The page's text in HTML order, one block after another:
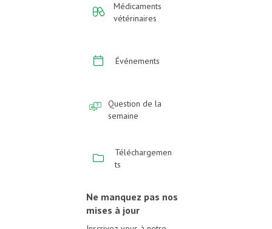
Médicaments
vétérinaires
Événements
Question de la
semaine
Téléchargemen
ts
Ne manquez pas nos
mises à jour